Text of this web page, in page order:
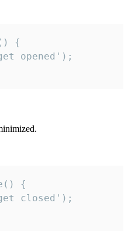
{
opened');
{
closed');